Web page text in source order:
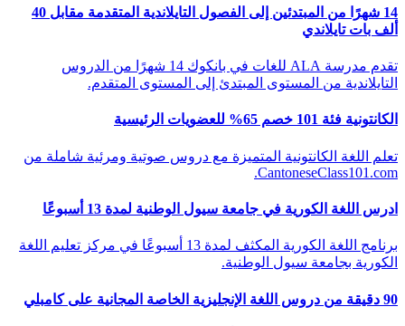
14 شهرًا من المبتدئين إلى الفصول التايلاندية المتقدمة مقابل 40
ألف بات تايلاندي
تقدم مدرسة ALA للغات في بانكوك 14 شهرًا من الدروس
التايلاندية من المستوى المبتدئ إلى المستوى المتقدم.
الكانتونية فئة 101 خصم 65% للعضويات الرئيسية
تعلم اللغة الكانتونية المتميزة مع دروس صوتية ومرئية شاملة من
CantoneseClass101.com.
ادرس اللغة الكورية في جامعة سيول الوطنية لمدة 13 أسبوعًا
برنامج اللغة الكورية المكثف لمدة 13 أسبوعًا في مركز تعليم اللغة
الكورية بجامعة سيول الوطنية.
90 دقيقة من دروس اللغة الإنجليزية الخاصة المجانية على كامبلي